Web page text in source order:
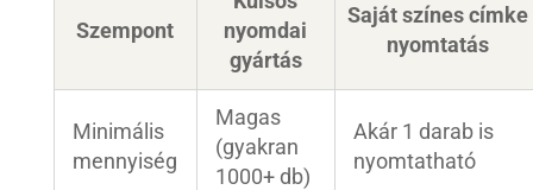
Szempont
nyomdai
gyártás
Saját színes címke
nyomtatás
Minimális
mennyiség
Magas
(gyakran
1000+ db)
Akár 1 darab is
nyomtatható